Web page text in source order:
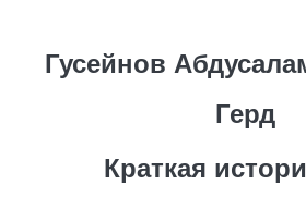
Гусейнов
Герд
Краткая